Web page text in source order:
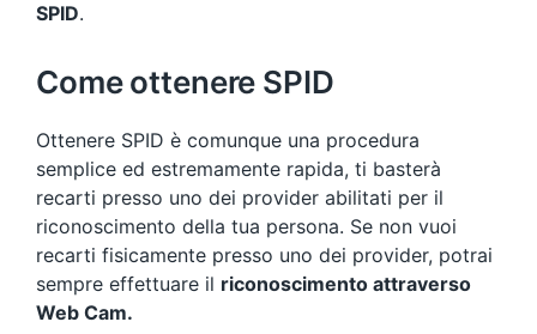
SPID.
Come ottenere SPID
Ottenere SPID è comunque una procedura
semplice ed estremamente rapida, ti basterà
recarti presso uno dei provider abilitati per il
riconoscimento della tua persona. Se non vuoi
recarti fisicamente presso uno dei provider, potrai
sempre effettuare il riconoscimento attraverso
Web Cam.